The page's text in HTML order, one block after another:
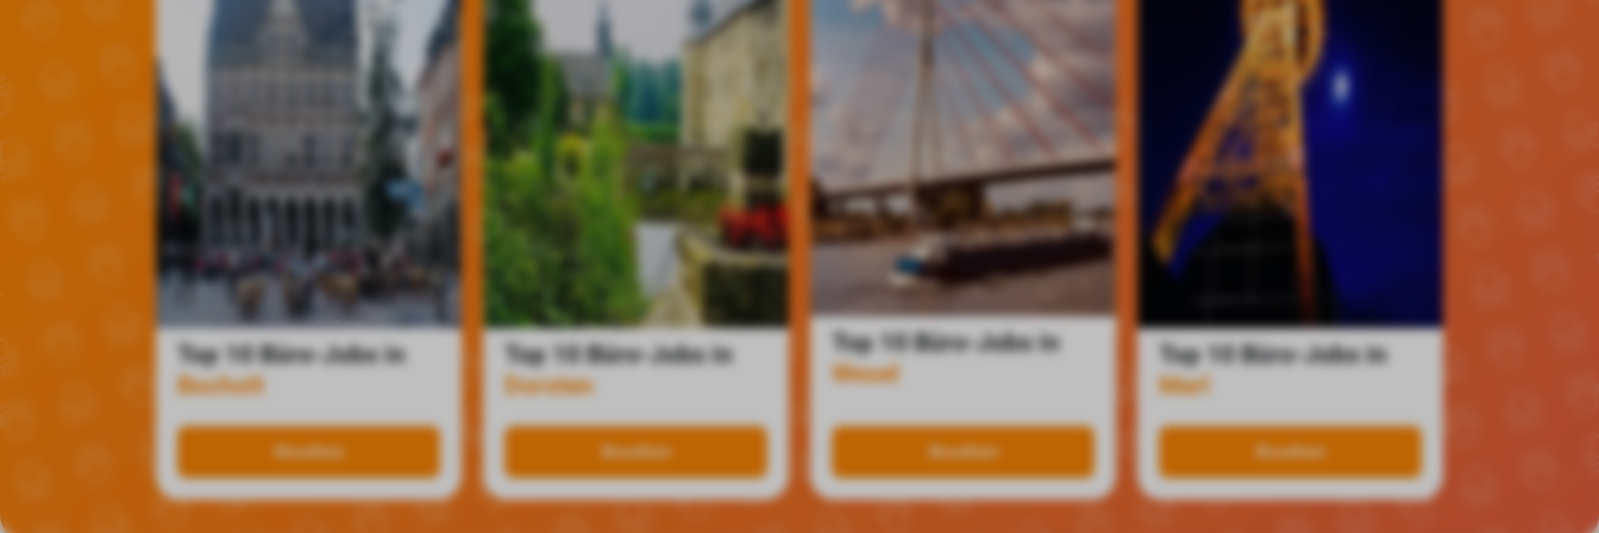
Top 10 Büro-Jobs in
Bocholt
Ansehen
Top 10 Büro-Jobs in
Dorsten
Ansehen
Top 10 Büro-Jobs in
Wesel
Ansehen
Top 10 Büro-Jobs in
Marl
Ansehen